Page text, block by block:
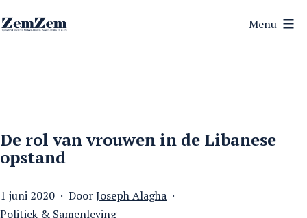
naar
Menu
De rol van vrouwen in de Libanese
opstand
Gepubliceerd
op
1 juni 2020 DoorJoseph Alagha
Gecategoriseerd
Politiek & Samenleving